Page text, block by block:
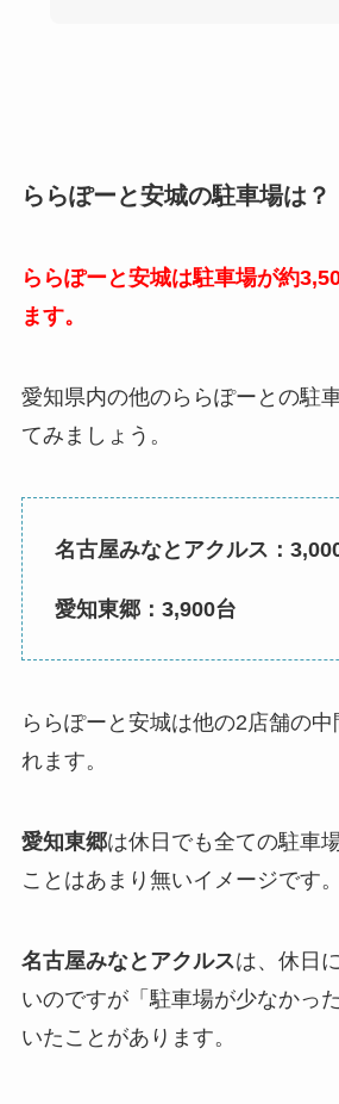
ららぽーと安城の駐車場は？
ららぽーと安城は駐車場が約
ます。
愛知県内の他のららぽーとの駐
てみましょう。
名古屋みなとアクルス：
愛知東郷：3,900台
ららぽーと安城は他の2店舗の
れます。
愛知東郷は休日でも全ての駐車
ことはあまり無いイメージです。
名古屋みなとアクルスは、休日
いのですが「駐車場が少なかっ
いたことがあります。